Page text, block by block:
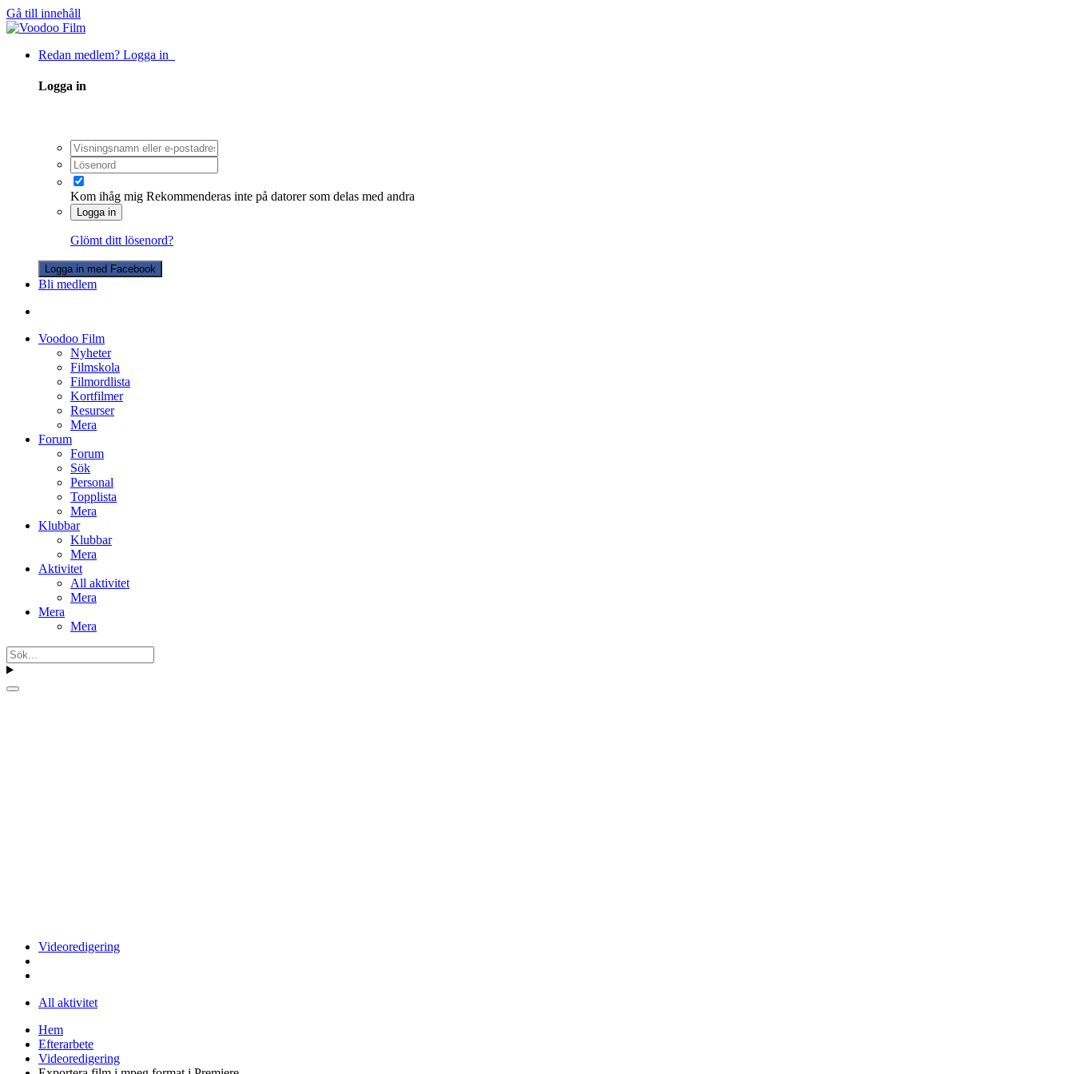
Gå till innehåll
Redan medlem? Logga in
Logga in
Kom ihåg mig Rekommenderas inte på datorer som delas med andra
Logga in
Glömt ditt lösenord?
Logga in med Facebook
Bli medlem
Voodoo Film
Nyheter
Filmskola
Filmordlista
Kortfilmer
Resurser
Mera
Forum
Forum
Sök
Personal
Topplista
Mera
Klubbar
Klubbar
Mera
Aktivitet
All aktivitet
Mera
Mera
Mera
Videoredigering
All aktivitet
Hem
Efterarbete
Videoredigering